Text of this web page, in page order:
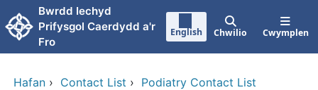
Neidio i'r prif gynnwy
Bwrdd Iechyd
Prifysgol Caerdydd a'r
Fro
English Chwilio Cwymplen
Hafan › Contact List › Podiatry Contact List